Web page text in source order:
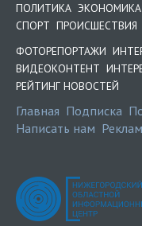
ПОЛИТИКА ЭКОНОМИКА
СПОРТ ПРОИСШЕСТВИЯ
ФОТОРЕПОРТАЖИ
ВИДЕОКОНТЕНТ
РЕЙТИНГ НОВОСТЕЙ
Главная Подписка
Написать нам